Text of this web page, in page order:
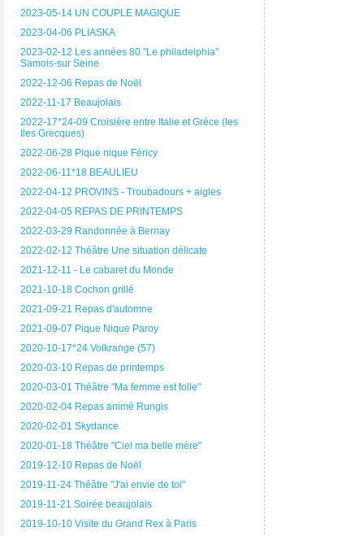
2023-05-14 UN COUPLE MAGIQUE
2023-04-06 PLIASKA
2023-02-12 Les années 80 "Le philadelphia"
Samois-sur Seine
2022-12-06 Repas de Noël
2022-11-17 Beaujolais
2022-17*24-09 Croisière entre Italie et Grèce (les
Iles Grecques)
2022-06-28 Pique nique Féricy
2022-06-11*18 BEAULIEU
2022-04-12 PROVINS - Troubadours + aigles
2022-04-05 REPAS DE PRINTEMPS
2022-03-29 Randonnée à Bernay
2022-02-12 Théâtre Une situation délicate
2021-12-11 - Le cabaret du Monde
2021-10-18 Cochon grillé
2021-09-21 Repas d'automne
2021-09-07 Pique Nique Paroy
2020-10-17*24 Volkrange (57)
2020-03-10 Repas de printemps
2020-03-01 Théâtre "Ma femme est folle"
2020-02-04 Repas animé Rungis
2020-02-01 Skydance
2020-01-18 Théâtre "Ciel ma belle mère"
2019-12-10 Repas de Noël
2019-11-24 Théâtre "J'ai envie de toi"
2019-11-21 Soirée beaujolais
2019-10-10 Visite du Grand Rex à Paris